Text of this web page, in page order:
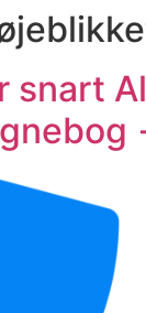
snart